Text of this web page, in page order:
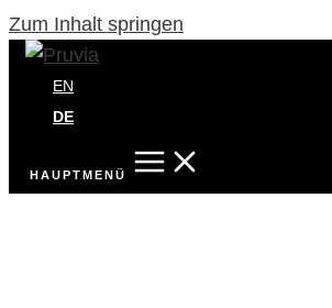
Zum Inhalt springen
EN
DE
HAUPTMENÜ